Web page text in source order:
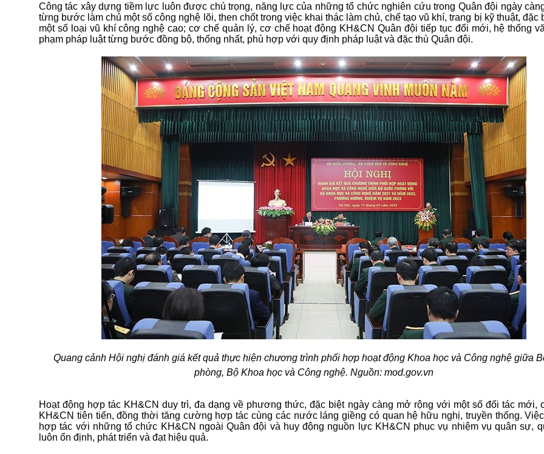
Công tác xây dựng tiềm lực luôn được chú trọng, năng lực của những tổ chức nghiên cứu trong Quân đội ngày
từng bước làm chủ một số công nghệ lõi, then chốt trong việc khai thác làm chủ, chế tạo vũ khí, trang bị kỹ thuật, đặc
một số loại vũ khí công nghệ cao; cơ chế quản lý, cơ chế hoạt động KH&CN Quân đội tiếp tục đổi mới, hệ thống
phạm pháp luật từng bước đồng bộ, thống nhất, phù hợp với quy định pháp luật và đặc thù Quân đội.
Quang cảnh Hội nghị đánh giá kết quả thực hiện chương trình phối hợp hoạt động Khoa học và Công nghệ giữa
phòng, Bộ Khoa học và Công nghệ. Nguồn: mod.gov.vn
Hoạt động hợp tác KH&CN duy trì, đa dạng về phương thức, đặc biệt ngày càng mở rộng với một số đối tác mới,
KH&CN tiên tiến, đồng thời tăng cường hợp tác cùng các nước láng giềng có quan hệ hữu nghị, truyền thống.
hợp tác với những tổ chức KH&CN ngoài Quân đội và huy động nguồn lực KH&CN phục vụ nhiệm vụ quân sự,
luôn ổn định, phát triển và đạt hiệu quả.